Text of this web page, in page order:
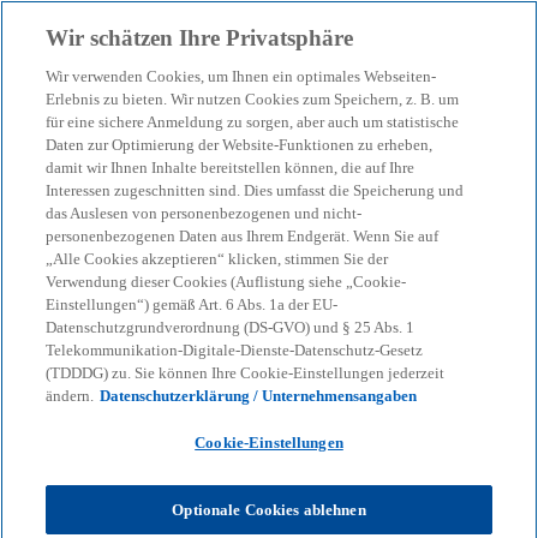
menu search
Thomas Efkemann
Wir schätzen Ihre Privatsphäre
Wir verwenden Cookies, um Ihnen ein optimales Webseiten-
Erlebnis zu bieten. Wir nutzen Cookies zum Speichern, z. B. um
für eine sichere Anmeldung zu sorgen, aber auch um statistische
Daten zur Optimierung der Website-Funktionen zu erheben,
damit wir Ihnen Inhalte bereitstellen können, die auf Ihre
Interessen zugeschnitten sind. Dies umfasst die Speicherung und
das Auslesen von personenbezogenen und nicht-
personenbezogenen Daten aus Ihrem Endgerät. Wenn Sie auf
„Alle Cookies akzeptieren“ klicken, stimmen Sie der
Verwendung dieser Cookies (Auflistung siehe „Cookie-
Einstellungen“) gemäß Art. 6 Abs. 1a der EU-
Datenschutzgrundverordnung (DS-GVO) und § 25 Abs. 1
Telekommunikation-Digitale-Dienste-Datenschutz-Gesetz
(TDDDG) zu. Sie können Ihre Cookie-Einstellungen jederzeit
ändern. Datenschutzerklärung / Unternehmensangaben
Cookie-Einstellungen
Optionale Cookies ablehnen